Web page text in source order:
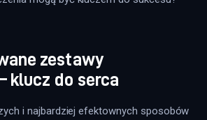
zestawy
klucz do serca
i najbardziej efektownych sposobów